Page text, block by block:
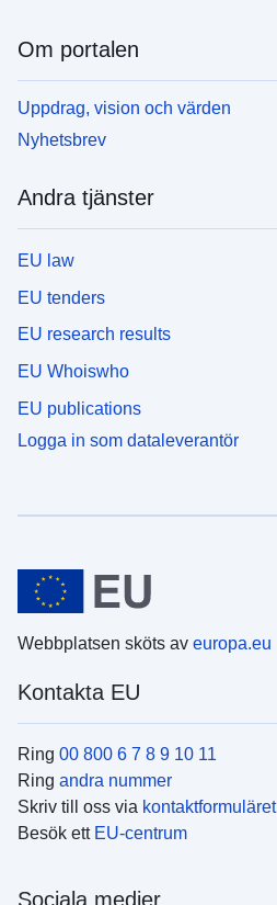
Om portalen
Uppdrag, vision och värden
Nyhetsbrev
Andra tjänster
EU law
EU tenders
EU research results
EU Whoiswho
EU publications
Logga in som dataleverantör
Webbplatsen sköts av europa.eu
Kontakta EU
Ring 00 800 6 7 8 9 10 11
Ring andra nummer
Skriv till oss via kontaktformuläret
Besök ett EU-centrum
Sociala medier